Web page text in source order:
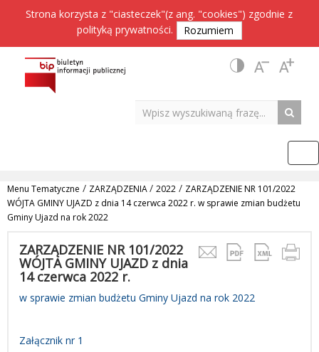
Strona korzysta z "ciasteczek"(z ang. "cookies") zgodnie z
polityką prywatności. Rozumiem
Menu Tematyczne / ZARZĄDZENIA/ 2022 / ZARZĄDZENIE NR 101/2022
WÓJTA GMINY UJAZD z dnia 14 czerwca 2022 r. w sprawie zmian budżetu
Gminy Ujazd na rok 2022
ZARZĄDZENIE NR 101/2022
WÓJTA GMINY UJAZD z dnia
14 czerwca 2022 r.
w sprawie zmian budżetu Gminy Ujazd na rok 2022
Załącznik nr 1